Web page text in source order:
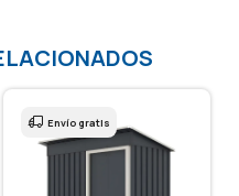
Envío gratis